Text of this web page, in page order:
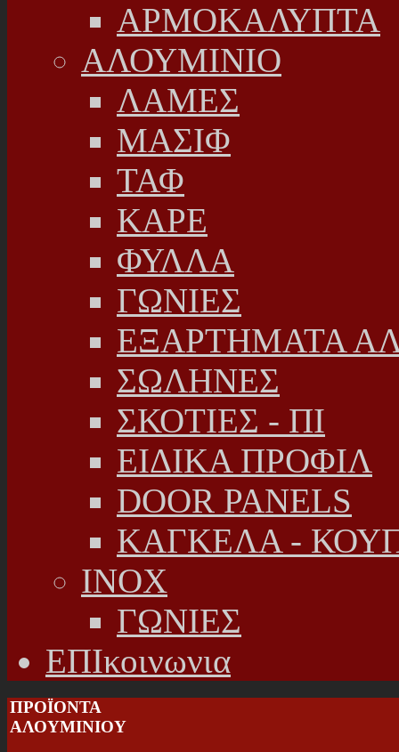
ΑΡΜΟΚΑΛΥΠΤΑ
ΑΛΟΥΜΙΝΙΟ
ΛΑΜΕΣ
ΜΑΣΙΦ
ΤΑΦ
ΚΑΡΕ
ΦΥΛΛΑ
ΓΩΝΙΕΣ
ΕΞΑΡΤΗΜΑΤΑ
ΣΩΛΗΝΕΣ
ΣΚΟΤΙΕΣ - ΠΙ
ΕΙΔΙΚΑ ΠΡΟΦΙΛ
DOOR PANELS
ΚΑΓΚΕΛΑ -
INOX
ΓΩΝΙΕΣ
ΕΠΙκοινωνια
ΠΡΟΪΟΝΤΑ
ΑΛΟΥΜΙΝΙΟΥ